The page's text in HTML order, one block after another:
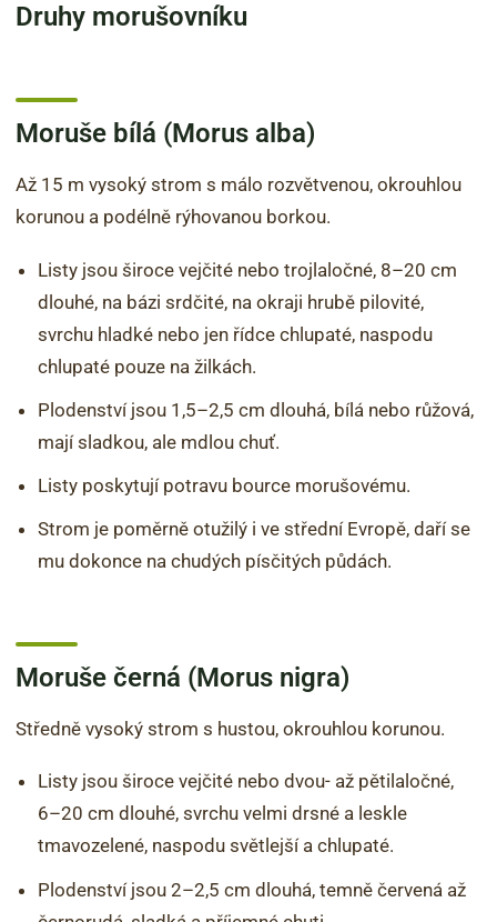
Druhy morušovníku
Moruše bílá (Morus alba)
Až 15 m vysoký strom s málo rozvětvenou, okrouhlou
korunou a podélně rýhovanou borkou.
Listy jsou široce vejčité nebo trojlaločné, 8–20 cm
dlouhé, na bázi srdčité, na okraji hrubě pilovité,
svrchu hladké nebo jen řídce chlupaté, naspodu
chlupaté pouze na žilkách.
Plodenství jsou 1,5–2,5 cm dlouhá, bílá nebo růžová,
mají sladkou, ale mdlou chuť.
Listy poskytují potravu bource morušovému.
Strom je poměrně otužilý i ve střední Evropě, daří se
mu dokonce na chudých písčitých půdách.
Moruše černá (Morus nigra)
Středně vysoký strom s hustou, okrouhlou korunou.
Listy jsou široce vejčité nebo dvou- až pětilaločné,
6–20 cm dlouhé, svrchu velmi drsné a leskle
tmavozelené, naspodu světlejší a chlupaté.
Plodenství jsou 2–2,5 cm dlouhá, temně červená až